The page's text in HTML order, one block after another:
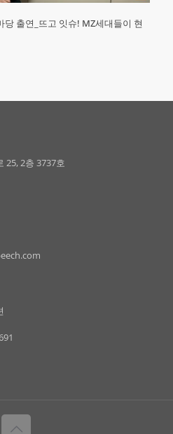
출연_뜨고 잇슈! MZ세대들이 현
25, 2층 3737호